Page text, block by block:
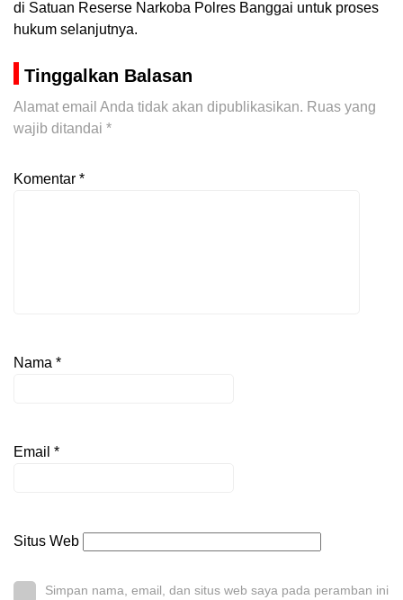
di Satuan Reserse Narkoba Polres Banggai untuk proses
hukum selanjutnya.
Tinggalkan Balasan
Alamat email Anda tidak akan dipublikasikan. Ruas yang
wajib ditandai *
Komentar *
Nama *
Email *
Situs Web
Simpan nama, email, dan situs web saya pada peramban ini